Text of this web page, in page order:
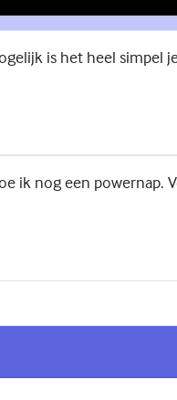
is het heel simpel
ik nog een powernap.